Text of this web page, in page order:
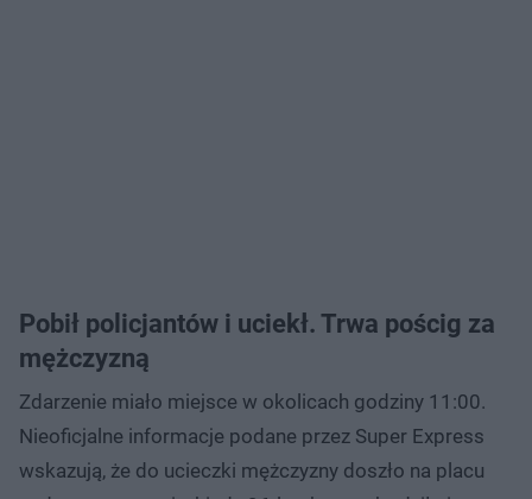
Pobił policjantów i uciekł. Trwa pościg za
mężczyzną
Zdarzenie miało miejsce w okolicach godziny 11:00.
Nieoficjalne informacje podane przez Super Express
wskazują, że do ucieczki mężczyzny doszło na placu